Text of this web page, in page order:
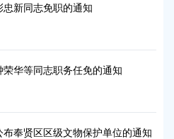
忠新同志免职的通知
荣华等同志职务任免的通知
布奉贤区区级文物保护单位的通知